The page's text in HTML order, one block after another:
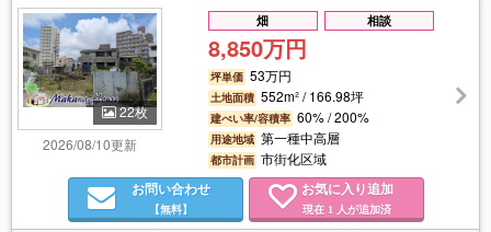
22枚
2026/08/10更新
畑 相談
8,850万円
坪単価 53万円
土地面積 552m² / 166.98坪
建ぺい率/容積率 60% / 200%
用途地域 第一種中高層
都市計画 市街化区域
お問い合わせ
【無料】
お気に入り追加
現在 1 人が追加済